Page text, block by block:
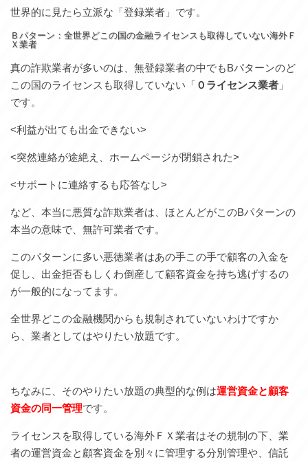
世界的に見たら立派な「登録業者」です。
Ｂパターン：全世界どこの国の金融ライセンスも取得していない海外Ｆ
Ｘ業者
真の詐欺業者が多いのは、無登録業者の中でもBパターンのど
この国のライセンスも取得していない「 ０ライセンス業者 」
です。
<利益が出ても出金できない>
<突然連絡が途絶え、ホームページが閉鎖された>
<サポートに連絡するも応答なし>
など、本当に悪質な詐欺業者は、ほとんどがこのBパターンの
本当の意味で、無許可業者です。
このパターンに多い悪徳業者はあの手この手で顧客の入金を
促し、出金拒否もしくわ倒産して顧客資金を持ち逃げするの
が一般的になってます。
全世界どこの金融機関からも規制されていないわけですか
ら、業者としてはやりたい放題です。
ちなみに、そのやりたい放題の典型的な例は運営資金と顧客
資金の同一管理です。
ライセンスを取得している海外ＦＸ業者はその規制の下、業
者の運営資金と顧客資金を別々に管理する分別管理や、信託